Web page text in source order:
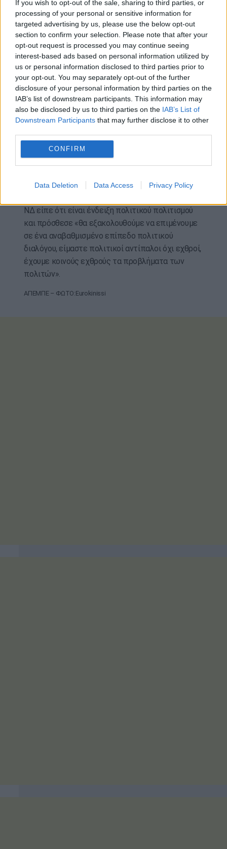
If you wish to opt-out of the sale, sharing to third parties, or
processing of your personal or sensitive information for
targeted advertising by us, please use the below opt-out
section to confirm your selection. Please note that after your
opt-out request is processed you may continue seeing
interest-based ads based on personal information utilized by
us or personal information disclosed to third parties prior to
your opt-out. You may separately opt-out of the further
disclosure of your personal information by third parties on the
IAB’s list of downstream participants. This information may
also be disclosed by us to third parties on the IAB’s List of
Downstream Participants that may further disclose it to other
CONFIRM
Data Deletion Data Access Privacy Policy
Συνεργαζόμαστε άψογα. Έχεις δίκιο να λες ότι το
επίπεδο των διμερών μας σχέσεων ποτέ δεν
ήταν καλύτερο. Έχουμε πολύ σημαντικές
πρωτοβουλίες να αναλάβουμε από κοινού στα
πλαίσια των σημαντικών συζητήσεων εντός της
Ευρωπαϊκής Ένωσης.
Γνωρίζεις ότι η Ελλάδα είναι ο σταθερότερος
σύμμαχος της Κύπρου στη διαρκή προσπάθεια
επίλυσης του κυπριακού ζητήματος. Να είμαστε
πάλι παρόντες και να κλείσει επιτέλους αυτή η
πληγή, η οποία τόσο πονά τον ελληνισμό εδώ και
52 χρόνια» πρόσθεσε.
εκπροσώπους των κομμάτων ΠΑΣΟΚ, ΣΥΡΙΖΑ,
ΝΔ είπε ότι είναι ένδειξη πολιτικού πολιτισμού
και πρόσθεσε «θα εξακολουθούμε να επιμένουμε
σε ένα αναβαθμισμένο επίπεδο πολιτικού
διαλόγου, είμαστε πολιτικοί αντίπαλοι όχι εχθροί,
έχουμε κοινούς εχθρούς τα προβλήματα των
πολιτών».
ΑΠΕΜΠΕ – ΦΩΤΟ:Eurokinissi